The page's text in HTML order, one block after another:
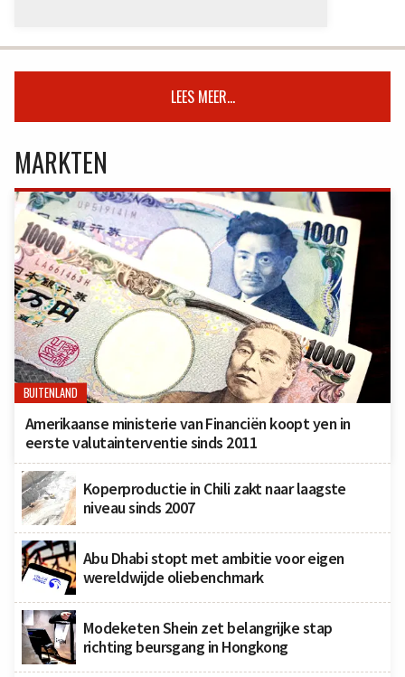
LEES MEER...
MARKTEN
BUITENLAND
Amerikaanse ministerie van Financiën koopt yen in
eerste valutainterventie sinds 2011
Koperproductie in Chili zakt naar laagste
niveau sinds 2007
Abu Dhabi stopt met ambitie voor eigen
wereldwijde oliebenchmark
Modeketen Shein zet belangrijke stap
richting beursgang in Hongkong